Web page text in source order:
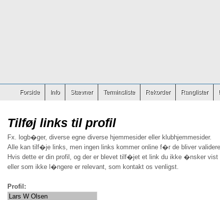
Forside Info Stævner Terminsliste Rekorder Ranglister
Tilføj links til profil
Fx. logb�ger, diverse egne diverse hjemmesider eller klubhjemmesider.
Alle kan tilf�je links, men ingen links kommer online f�r de bliver
Hvis dette er din profil, og der er blevet tilf�jet et link du ikke �nsker vist
eller som ikke l�ngere er relevant, som kontakt os venligst.
Profil: